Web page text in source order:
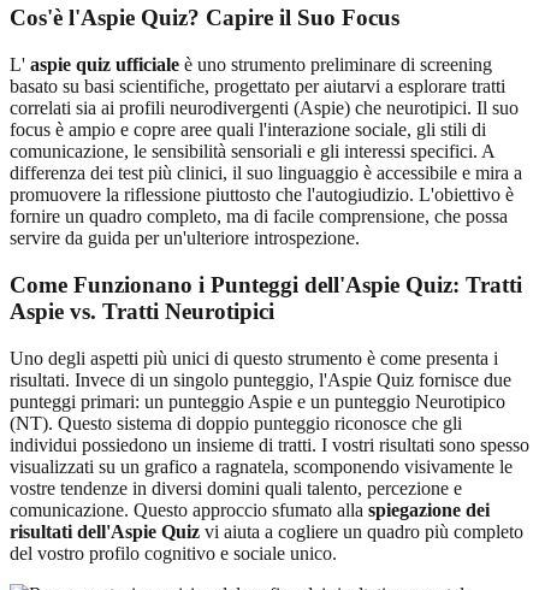
Cos'è l'Aspie Quiz? Capire il Suo Focus
L' aspie quiz ufficiale è uno strumento preliminare di screening
basato su basi scientifiche, progettato per aiutarvi a esplorare tratti
correlati sia ai profili neurodivergenti (Aspie) che neurotipici. Il suo
focus è ampio e copre aree quali l'interazione sociale, gli stili di
comunicazione, le sensibilità sensoriali e gli interessi specifici. A
differenza dei test più clinici, il suo linguaggio è accessibile e mira a
promuovere la riflessione piuttosto che l'autogiudizio. L'obiettivo è
fornire un quadro completo, ma di facile comprensione, che possa
servire da guida per un'ulteriore introspezione.
Come Funzionano i Punteggi dell'Aspie Quiz: Tratti
Aspie vs. Tratti Neurotipici
Uno degli aspetti più unici di questo strumento è come presenta i
risultati. Invece di un singolo punteggio, l'Aspie Quiz fornisce due
punteggi primari: un punteggio Aspie e un punteggio Neurotipico
(NT). Questo sistema di doppio punteggio riconosce che gli
individui possiedono un insieme di tratti. I vostri risultati sono spesso
visualizzati su un grafico a ragnatela, scomponendo visivamente le
vostre tendenze in diversi domini quali talento, percezione e
comunicazione. Questo approccio sfumato alla spiegazione dei
risultati dell'Aspie Quiz vi aiuta a cogliere un quadro più completo
del vostro profilo cognitivo e sociale unico.